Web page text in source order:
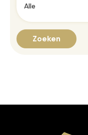
Alle
Zoeken